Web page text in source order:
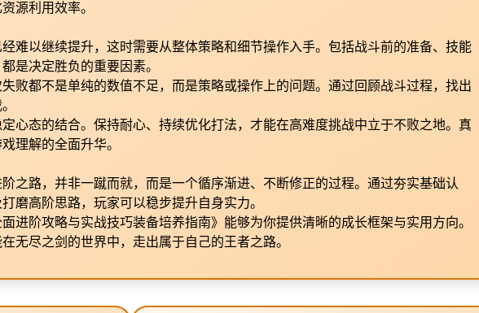
源利用效率。
难以继续提升，这时需要从整体策略和细节操作入手。包括战斗前的准备、技能
是决定胜负的重要因素。
败都不是单纯的数值不足，而是策略或操作上的问题。通过回顾战斗过程，找出
心态的结合。保持耐心、持续优化打法，才能在高难度挑战中立于不败之地。真
理解的全面升华。
之路，并非一蹴而就，而是一个循序渐进、不断修正的过程。通过夯实基础认
磨高阶思路，玩家可以稳步提升自身实力。
进阶攻略与实战技巧装备培养指南》能够为你提供清晰的成长框架与实用方向。
无尽之剑的世界中，走出属于自己的王者之路。